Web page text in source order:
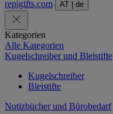
repigifts.com AT de
Kategorien
Alle Kategorien
Kugelschreiber und Bleistifte
Kugelschreiber
Bleistifte
Notizbücher und Bürobedarf